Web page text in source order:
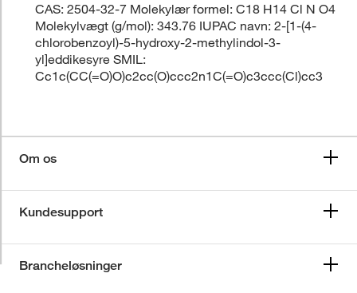
CAS: 2504-32-7 Molekylær formel: C18 H14 Cl N O4
Molekylvægt (g/mol): 343.76 IUPAC navn: 2-[1-(4-
chlorobenzoyl)-5-hydroxy-2-methylindol-3-
yl]eddikesyre SMIL:
Cc1c(CC(=O)O)c2cc(O)ccc2n1C(=O)c3ccc(Cl)cc3
Om os
Kundesupport
Brancheløsninger